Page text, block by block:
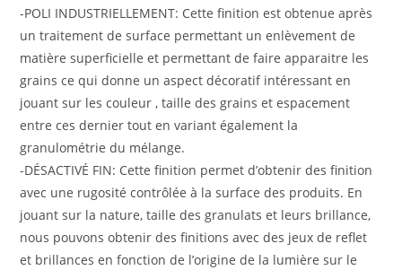
-POLI INDUSTRIELLEMENT: Cette finition est obtenue après
un traitement de surface permettant un enlèvement de
matière superficielle et permettant de faire apparaitre les
grains ce qui donne un aspect décoratif intéressant en
jouant sur les couleur , taille des grains et espacement
entre ces dernier tout en variant également la
granulométrie du mélange.
-DÉSACTIVÉ FIN: Cette finition permet d’obtenir des finition
avec une rugosité contrôlée à la surface des produits. En
jouant sur la nature, taille des granulats et leurs brillance,
nous pouvons obtenir des finitions avec des jeux de reflet
et brillances en fonction de l’origine de la lumière sur le